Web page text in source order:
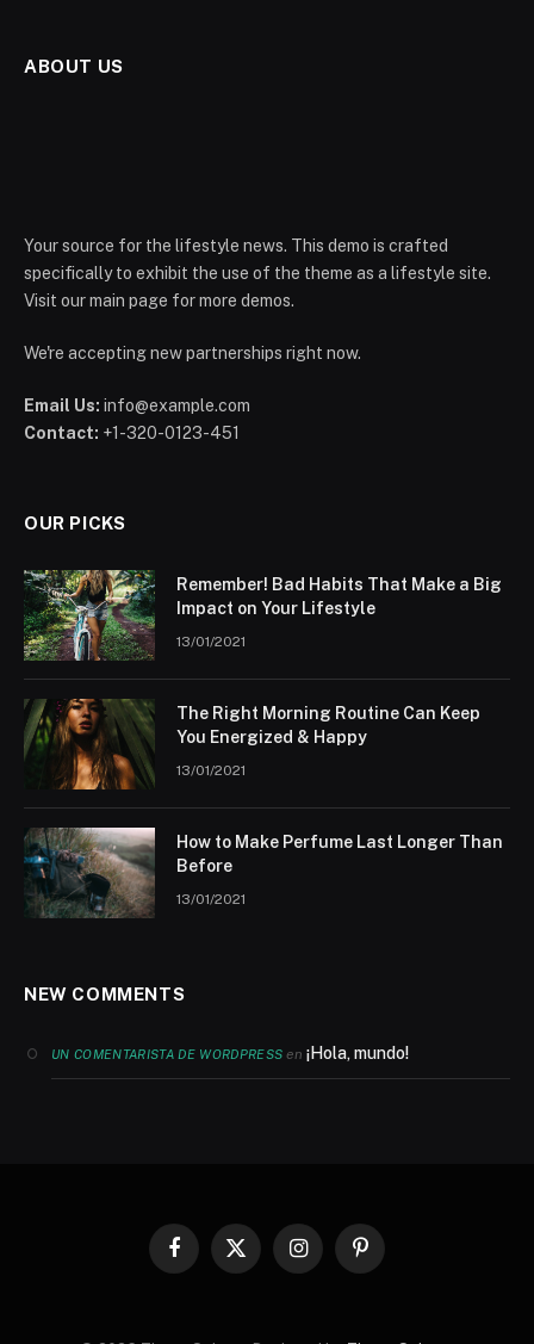
ABOUT US
Your source for the lifestyle news. This demo is crafted
specifically to exhibit the use of the theme as a lifestyle site.
Visit our main page for more demos.
We're accepting new partnerships right now.
Email Us: info@example.com
Contact: +1-320-0123-451
OUR PICKS
Remember! Bad Habits That Make a Big
Impact on Your Lifestyle
13/01/2021
The Right Morning Routine Can Keep
You Energized & Happy
13/01/2021
How to Make Perfume Last Longer Than
Before
13/01/2021
NEW COMMENTS
UN COMENTARISTA DE WORDPRESS en¡Hola, mundo!
Facebook
X
InstagramPinterest